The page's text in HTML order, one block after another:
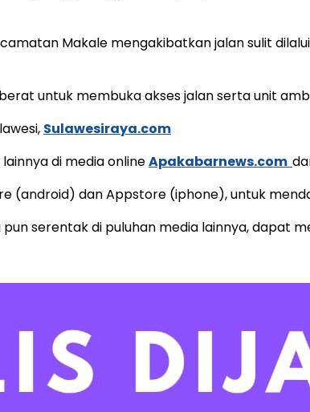
Makale mengakibatkan jalan sulit
untuk membuka akses jalan serta unit
Sulawesiraya.com
di media onlineApakabarnews.com
(android) dan Appstore (iphone), untuk
serentak di puluhan media lainnya, dapat